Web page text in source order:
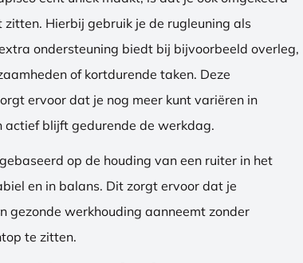
zitten. Hierbij gebruik je de rugleuning als
ondersteuning biedt bij bijvoorbeeld overleg,
of kortdurende taken. Deze
ervoor dat je nog meer kunt variëren in
actief blijft gedurende de werkdag.
op de houding van een ruiter in het
en in balans. Dit zorgt ervoor dat je
gezonde werkhouding aanneemt zonder
te zitten.